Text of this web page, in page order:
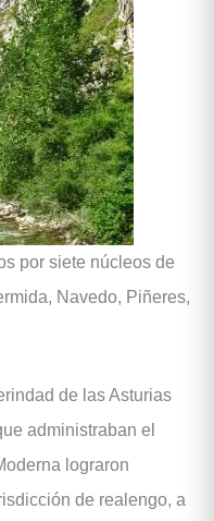
por siete núcleos de
Navedo, Piñeres,
de las Asturias
administraban el
lograron
de realengo, a